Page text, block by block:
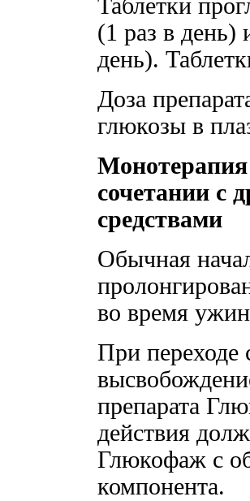
Таблетки
(1 раз в день)
день).
Доза
глюкозы в
сочетании с
средствами
Обычная
во время
При
препарата
действия
Глюкофаж с
компонента.